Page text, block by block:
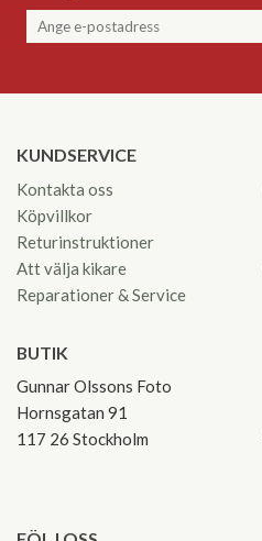
KUNDSERVICE
Kontakta oss
Köpvillkor
Returinstruktioner
Att välja kikare
Reparationer & Service
BUTIK
Gunnar Olssons Foto
Hornsgatan 91
117 26 Stockholm